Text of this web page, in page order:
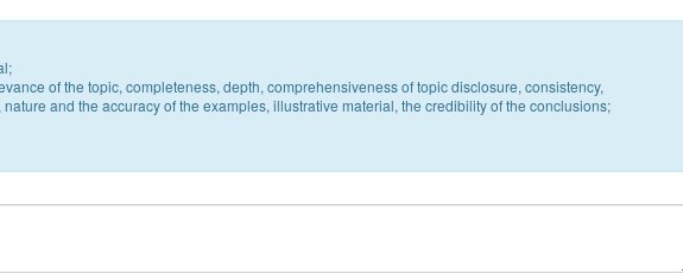
of the topic, completeness, depth, comprehensiveness of topic disclosure, consistency,
and the accuracy of the examples, illustrative material, the credibility of the conclusions;